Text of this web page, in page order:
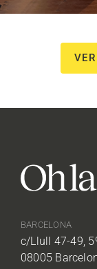
BARCELONA
c/Llull 47-49,
08005